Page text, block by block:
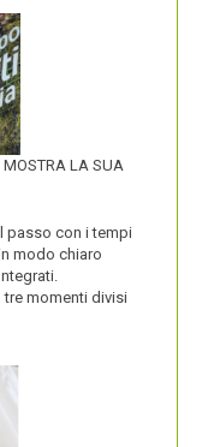
MOSTRA LA SUA
passo con i tempi
modo chiaro
tre momenti divisi